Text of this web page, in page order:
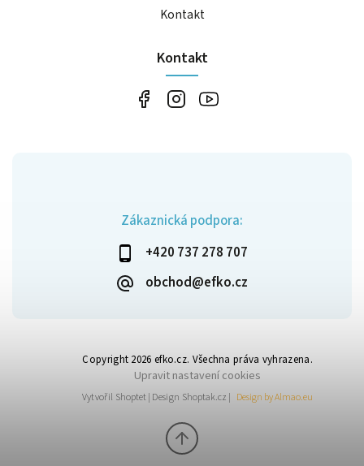
Zákaznická podpora:
+420 737 278 707
obchod@efko.cz
Kontakt
Kontakt
Copyright 2026 efko.cz. Všechna práva vyhrazena.
Upravit nastavení cookies
Vytvořil Shoptet| Design Shoptak.cz | Design by Almao.eu